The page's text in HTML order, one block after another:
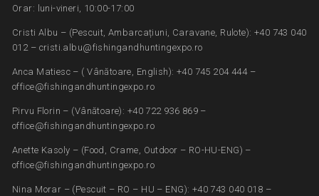
Orar: luni-vineri, 10:00-17:00
Cristi Albu – (Pescuit, Ambarcațiuni, Caravane, Rulote): +40 743 040
012 – cristi.albu@fishingandhuntingexpo.ro
Anca Matiesc – ( Vânătoare, English): +40 745 204 444 –
office@fishingandhuntingexpo.ro
Pirvu Florin – (Vânătoare): +40 722 936 869 –
office@fishingandhuntingexpo.ro
Anette Kasoly – (Food, Crame, Outdoor – RO-HU-ENG) –
office@fishingandhuntingexpo.ro
Nina Morar – (Pescuit – RO – HU – ENG): +40 743 040 018 –